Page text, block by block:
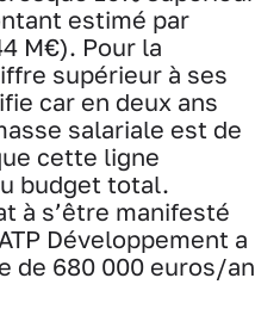
estimé par
M€). Pour la
supérieur à ses
car en deux ans
salariale est de
cette ligne
budget total.
à s’être manifesté
Développement a
de 680 000 euros/an